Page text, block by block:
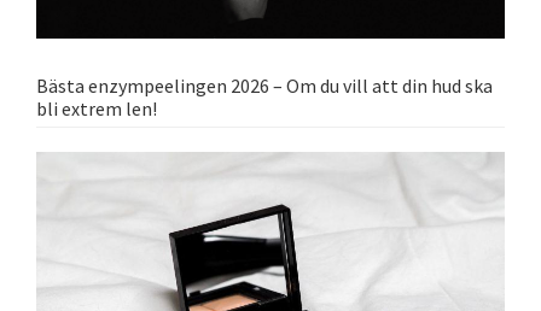
Bästa enzympeelingen 2026 – Om du vill att din hud ska
bli extrem len!